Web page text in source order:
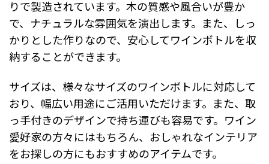
りで製造されています。木の質感や風合いが豊か
で、ナチュラルな雰囲気を演出します。また、しっ
かりとした作りなので、安心してワインボトルを収
納することができます。
サイズは、様々なサイズのワインボトルに対応して
おり、幅広い用途にご活用いただけます。また、取
っ手付きのデザインで持ち運びも容易です。ワイン
愛好家の方々にはもちろん、おしゃれなインテリア
をお探しの方にもおすすめのアイテムです。